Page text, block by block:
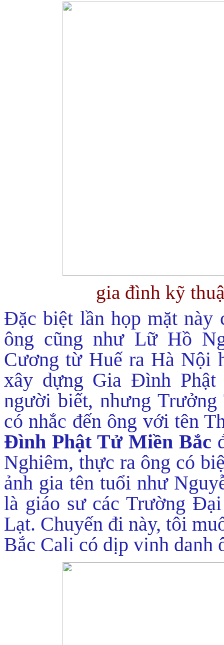
gia đình kỹ
Đặc biệt lần họp mặt này
ông cũng như Lữ Hồ
Cương từ Huế ra Hà Nội
xây dựng Gia Đình
người biết, nhưng
có nhắc đến ông với tên
Đình Phật Tử Miền Bắc
Nghiêm, thực ra ông có
ảnh gia tên tuổi như
là giáo sư các Trường
Lạt. Chuyến đi này, tôi
Bắc Cali có dịp vinh danh